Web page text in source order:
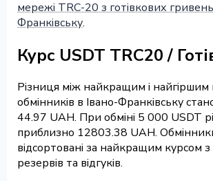
мережі TRC-20 з готівкових
Франківську.
Курс USDT TRC20 /
Різниця між найкращим і найгіршим
обмінників в Івано-Франківську
44.97 UAH. При обміні 5 000 USDT
приблизно 12803.38 UAH.
відсортовані за найкращим курсом
резервів та відгуків.